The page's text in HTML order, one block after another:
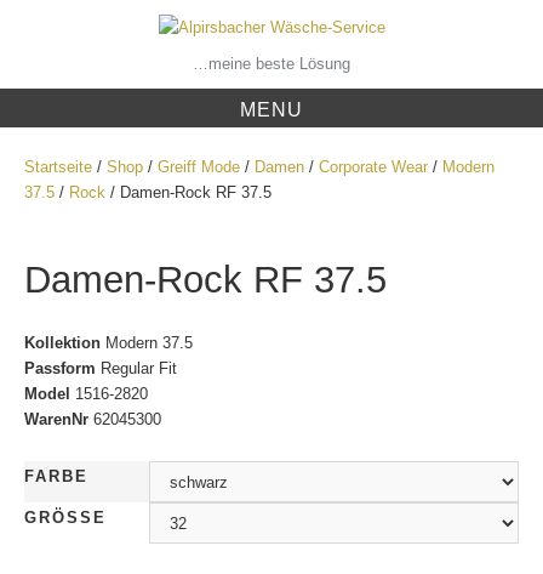
…meine beste Lösung
MENU
Startseite/ Shop/ Greiff Mode/ Damen/ Corporate Wear/ Modern
37.5/ Rock/ Damen-Rock RF 37.5
Damen-Rock RF 37.5
Kollektion Modern 37.5
Passform Regular Fit
Model 1516-2820
WarenNr 62045300
FARBE
GRÖSSE